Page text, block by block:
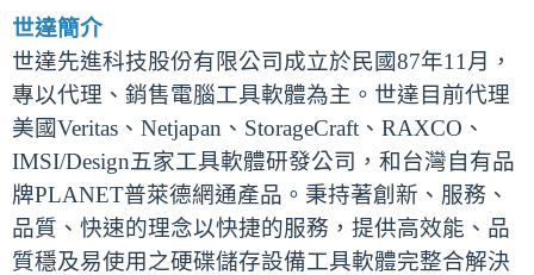
世達簡介
世達先進科技股份有限公司成立於民國87年11月，
專以代理、銷售電腦工具軟體為主。世達目前代理
美國Veritas、Netjapan、StorageCraft、RAXCO、
IMSI/Design五家工具軟體研發公司，和台灣自有品
牌PLANET普萊德網通產品。秉持著創新、服務、
品質、快速的理念以快捷的服務，提供高效能、品
質穩及易使用之硬碟儲存設備工具軟體完整合解決